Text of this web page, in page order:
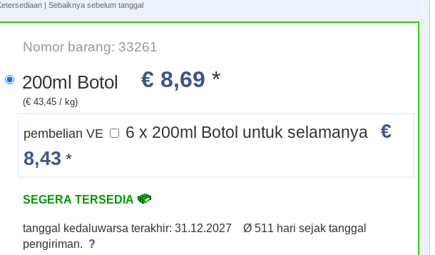
| Sebaiknya sebelum tanggal
Nomor barang: 33261
200ml Botol € 8,69 *
(€ 43,45 / kg)
pembelian VE 6 x 200ml Botol untuk selamanya €
8,43 *
SEGERA TERSEDIA
tanggal kedaluwarsa terakhir: 31.12.2027 Ø 511 hari sejak tanggal
pengiriman. ?